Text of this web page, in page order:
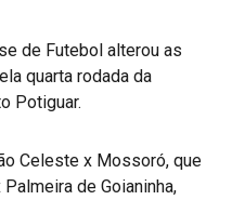
de Futebol alterou as
quarta rodada da
Potiguar.
Celeste x Mossoró, que
de Goianinha,